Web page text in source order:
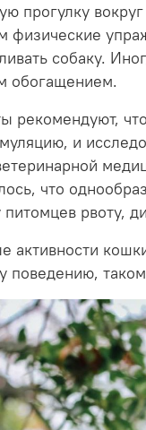
прогулку
физические
собаку.
обогащением.
рекомендуют,
и
что
рвоту,
активности
поведению,